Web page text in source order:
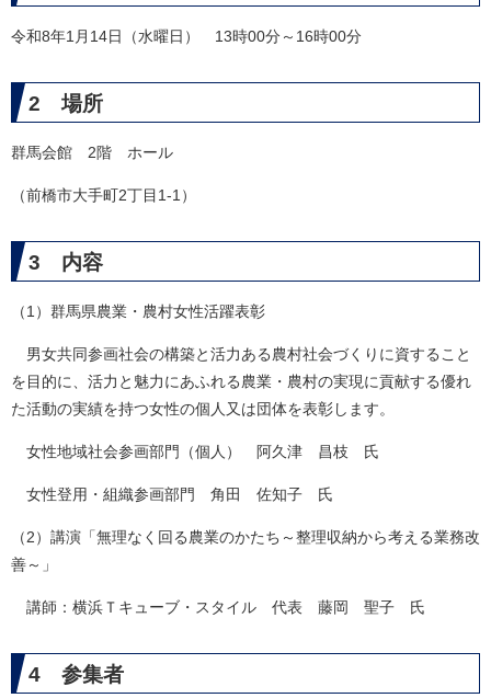
令和8年1月14日（水曜日） 13時00分～16時00分
2 場所
群馬会館 2階 ホール
（前橋市大手町2丁目1-1）
3 内容
（1）群馬県農業・農村女性活躍表彰
男女共同参画社会の構築と活力ある農村社会づくりに資すること
を目的に、活力と魅力にあふれる農業・農村の実現に貢献する優れ
た活動の実績を持つ女性の個人又は団体を表彰します。
女性地域社会参画部門（個人） 阿久津 昌枝 氏
女性登用・組織参画部門 角田 佐知子 氏
（2）講演「無理なく回る農業のかたち～整理収納から考える業務改
善～」
講師：横浜Ｔキューブ・スタイル 代表 藤岡 聖子 氏
4 参集者